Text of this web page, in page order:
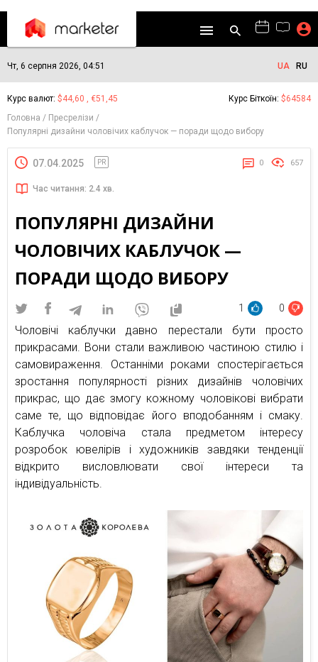
Чт, 6 серпня 2026, 04:51 UA RU
Курс валют: $44,60 , €51,45 Курс Біткоїн: $64584
Головна
Пресрелізи
Популярні дизайни чоловічих каблучок — поради щодо вибору
07.04.2025 PR 0 657
Час читання: 2.4 хв.
ПОПУЛЯРНІ ДИЗАЙНИ
ЧОЛОВІЧИХ КАБЛУЧОК —
ПОРАДИ ЩОДО ВИБОРУ
1 0
Чоловічі каблучки давно перестали бути просто
прикрасами. Вони стали важливою частиною стилю і
самовираження. Останніми роками спостерігається
зростання популярності різних дизайнів чоловічих
прикрас, що дає змогу кожному чоловікові вибрати
саме те, що відповідає його вподобанням і смаку.
Каблучка чоловіча стала предметом інтересу
розробок ювелірів і художників завдяки тенденції
відкрито висловлювати свої інтереси та
індивідуальність.